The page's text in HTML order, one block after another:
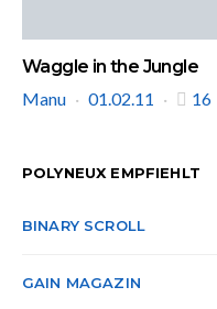
Waggle in the Jungle
Manu
01.02.11 16
POLYNEUX EMPFIEHLT
BINARY SCROLL
GAIN MAGAZIN